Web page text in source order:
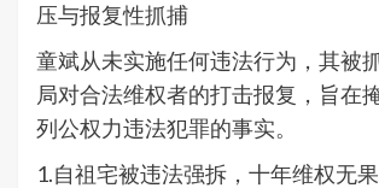
压与报复性抓捕
童斌从未实施任何违法行为，其被
局对合法维权者的打击报复，旨在
列公权力违法犯罪的事实。
1.自祖宅被违法强拆，十年维权无果